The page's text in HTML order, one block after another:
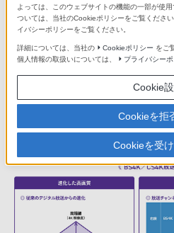
高精細なBS4K／
録画対応
BS4K／110度CS4Kチューナ
放送を録画・視聴ができます
ツや映画など、さまざまなジ
質でお楽しみいただけます。
よっては、このウェブサイトの機能の一部が使
ついては、当社のCookieポリシーをご覧くださ
イバシーポリシーをご覧ください。
詳細については、当社の Cookieポリシー をご
個人情報の取扱いについては、
プライバシー
Cookie
Cookieを拒
Cookieを受